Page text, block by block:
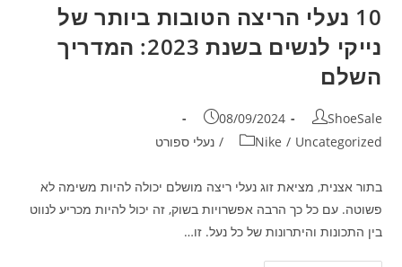
10 נעלי הריצה הטובות ביותר של
נייקי לנשים בשנת 2023: המדריך
השלם
ShoeSale
08/09/2024
Nike / Uncategorized
/ נעלי ספורט
בתור אצנית, מציאת זוג נעלי ריצה מושלם יכולה להיות משימה לא
פשוטה. עם כל כך הרבה אפשרויות בשוק, זה יכול להיות מכריע לנווט
בין התכונות והיתרונות של כל נעל. זו…